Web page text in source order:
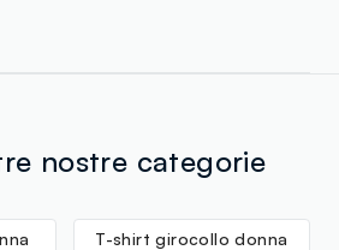
nostre categorie
T-shirt girocollo donna